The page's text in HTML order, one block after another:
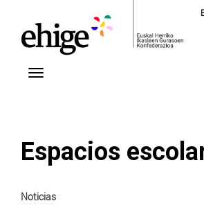
Espacios
Noticias